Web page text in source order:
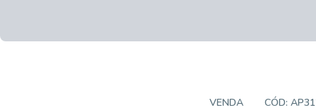
VENDA CÓD: